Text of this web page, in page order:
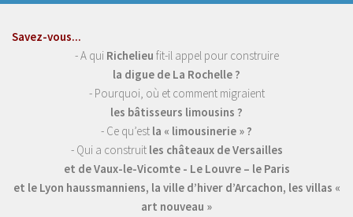
Savez-vous...
- A qui Richelieu fit-il appel pour construire
la digue de La Rochelle ?
- Pourquoi, où et comment migraient
les bâtisseurs limousins ?
- Ce qu’est la « limousinerie » ?
- Qui a construitles châteaux de Versailles
et de Vaux-le-Vicomte - Le Louvre – le Paris
et le Lyon haussmanniens, la ville d’hiver d’Arcachon, les villas «
art nouveau »